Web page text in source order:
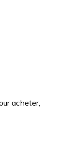
acheter,